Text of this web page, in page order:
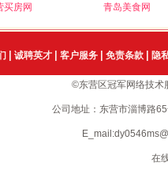
买房网
青岛美食网
诚聘英才 客户服务 免责条款 隐
©东营区冠军网络技
公司地址：东营市淄博路
在